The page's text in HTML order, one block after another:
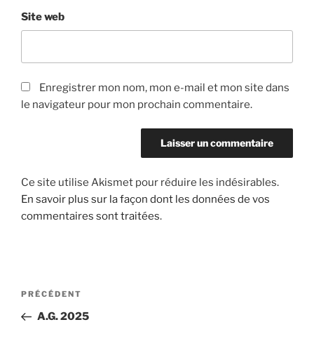
Site web
Enregistrer mon nom, mon e-mail et mon site dans
le navigateur pour mon prochain commentaire.
Ce site utilise Akismet pour réduire les indésirables.
En savoir plus sur la façon dont les données de vos
commentaires sont traitées.
Navigation
l’article
Article
précédent
PRÉCÉDENT
A.G. 2025